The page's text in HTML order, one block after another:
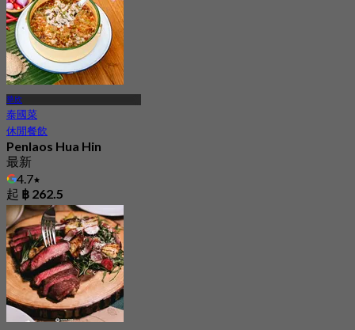
起฿ 700
華欣
泰國菜
休閒餐飲
Penlaos Hua Hin
最新
4.7
起 ฿ 262.5